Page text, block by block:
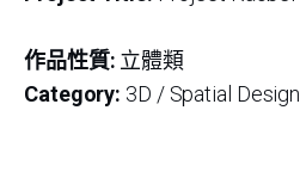
作品性質: 立體類
Category: 3D / Spatial Design